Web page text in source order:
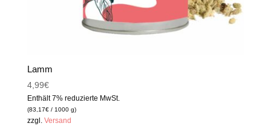
Lamm
4,99€
Enthält 7% reduzierte MwSt.
(83,17€/ 1000 g)
zzgl. Versand